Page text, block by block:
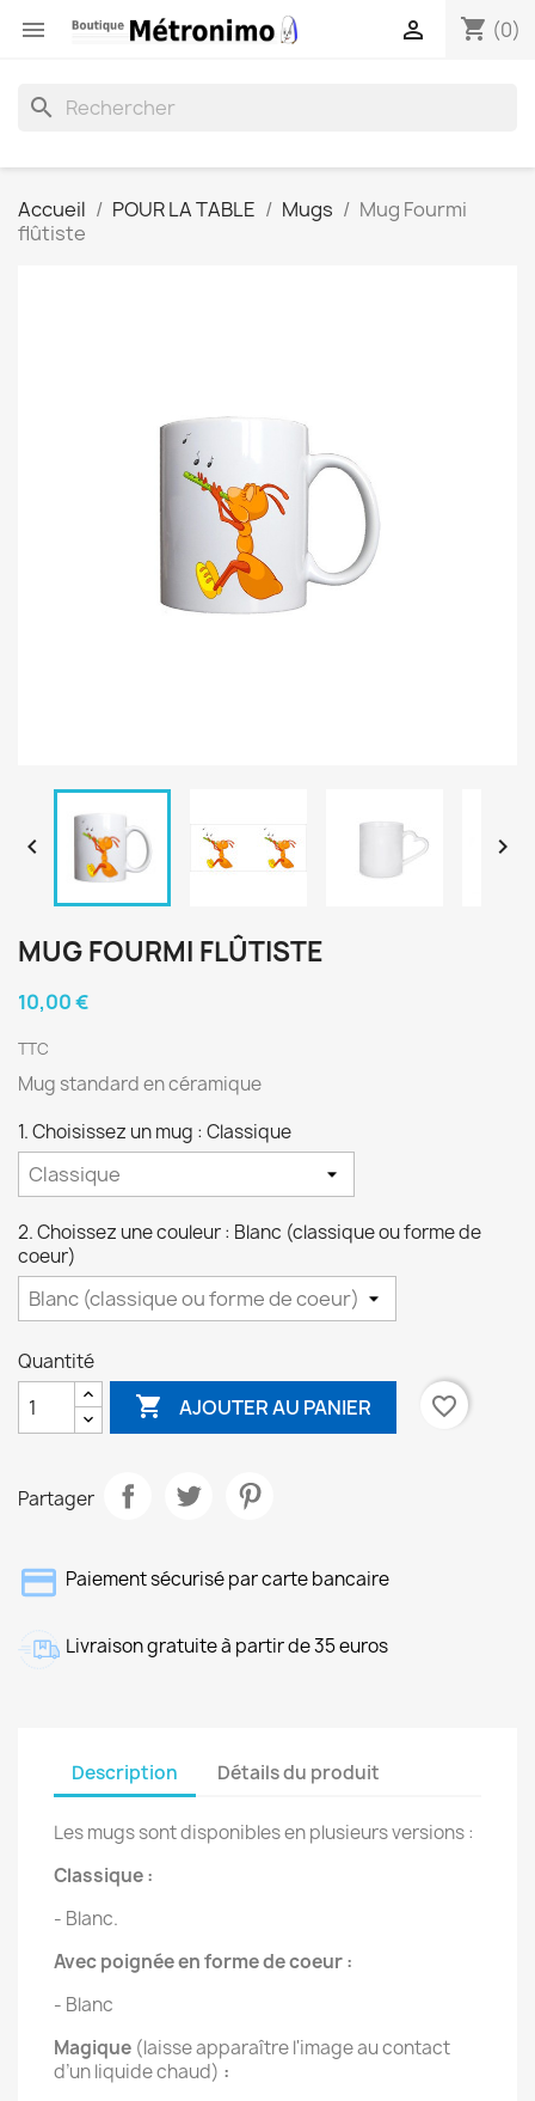
 shopping_cart (0)

search
Accueil POUR LA TABLE Mugs
Mug Fourmi
flûtiste
 
MUG FOURMI FLÛTISTE
10,00 €
TTC
Mug standard en céramique
1. Choisissez un mug : Classique
2. Choissez une couleur : Blanc (classique ou forme de
coeur)
Quantité
 AJOUTER AU PANIER favorite_border
Partager
Paiement sécurisé par carte bancaire
Livraison gratuite à partir de 35 euros
Description Détails du produit
Les mugs sont disponibles en plusieurs versions :
Classique :
- Blanc.
Avec poignée en forme de coeur :
- Blanc
Magique (laisse apparaître l'image au contact
d’un liquide chaud) :